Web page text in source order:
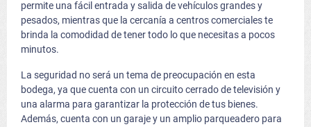
permite una fácil entrada y salida de vehículos grandes y
pesados, mientras que la cercanía a centros comerciales te
brinda la comodidad de tener todo lo que necesitas a pocos
minutos.
La seguridad no será un tema de preocupación en esta
bodega, ya que cuenta con un circuito cerrado de televisión y
una alarma para garantizar la protección de tus bienes.
Además, cuenta con un garaje y un amplio parqueadero para